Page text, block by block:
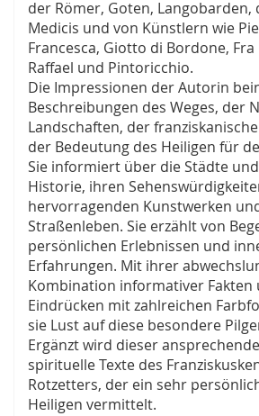
der Römer, Goten, Langobarden,
Medicis und von Künstlern wie
Francesca, Giotto di Bordone,
Raffael und Pintoricchio.
Die Impressionen der Autorin
Beschreibungen des Weges, der
Landschaften, der
der Bedeutung des Heiligen für
Sie informiert über die Städte
Historie, ihren
hervorragenden Kunstwerken
Straßenleben. Sie erzählt von
persönlichen Erlebnissen und
Erfahrungen. Mit ihrer
Kombination informativer Fakten
Eindrücken mit zahlreichen
sie Lust auf diese besondere
Ergänzt wird dieser
spirituelle Texte des
Rotzetters, der ein sehr
Heiligen vermittelt.